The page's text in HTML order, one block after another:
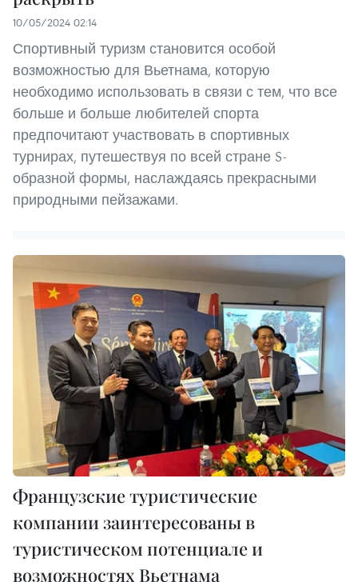
10/05/2024 02:14
Спортивный туризм становится особой
возможностью для Вьетнама, которую
необходимо использовать в связи с тем, что все
больше и больше любителей спорта
предпочитают участвовать в спортивных
турнирах, путешествуя по всей стране S-
образной формы, наслаждаясь прекрасными
природными пейзажами.
Французские туристические
компании заинтересованы в
туристическом потенциале и
возможностях Вьетнама